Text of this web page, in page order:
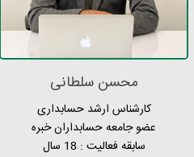
محسن سلطانی
کارشناس ارشد حسابداری
عضو جامعه حسابداران خبره
سابقه فعالیت : 18 سال